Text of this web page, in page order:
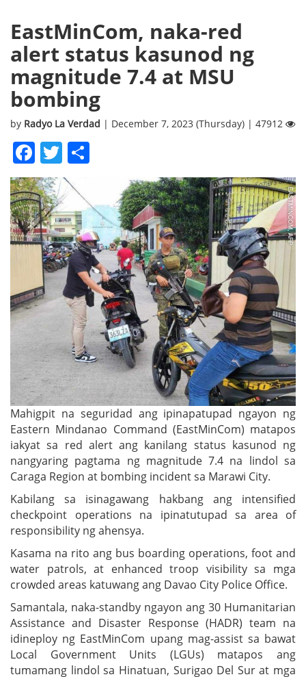
EastMinCom, naka-red
alert status kasunod ng
magnitude 7.4 at MSU
bombing
by Radyo La Verdad | December 7, 2023 (Thursday) | 47912
Facebook
Twitter
Mahigpit na seguridad ang ipinapatupad ngayon ng
Eastern Mindanao Command (EastMinCom) matapos
iakyat sa red alert ang kanilang status kasunod ng
nangyaring pagtama ng magnitude 7.4 na lindol sa
Caraga Region at bombing incident sa Marawi City.
Kabilang sa isinagawang hakbang ang intensified
checkpoint operations na ipinatutupad sa area of
responsibility ng ahensya.
Kasama na rito ang bus boarding operations, foot and
water patrols, at enhanced troop visibility sa mga
crowded areas katuwang ang Davao City Police Office.
Samantala, naka-standby ngayon ang 30 Humanitarian
Assistance and Disaster Response (HADR) team na
idineploy ng EastMinCom upang mag-assist sa bawat
Local Government Units (LGUs) matapos ang
tumamang lindol sa Hinatuan, Surigao Del Sur at mga